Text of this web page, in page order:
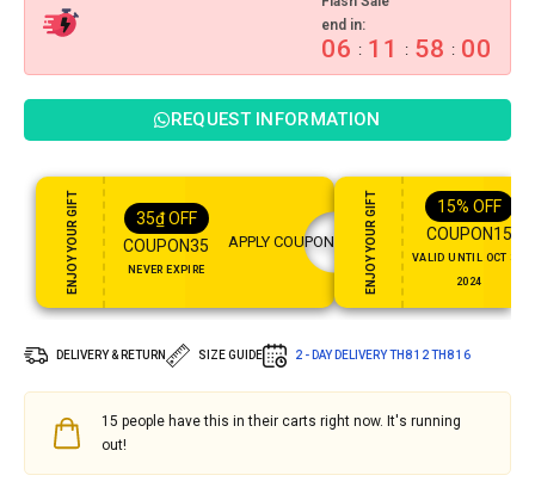
end in:
06 : 11 : 57 : 59
REQUEST INFORMATION
ENJOY YOUR GIFT 35₫ OFF
COUPON35
NEVER EXPIRE
APPLY COUPON ENJOY YOUR GIFT 15% OFF
COUPON15
VALID UNTIL OCT 31,
2024
DELIVERY & RETURN SIZE GUIDE 2 - DAY DELIVERYTH8 12TH8 16
15 people have this in their carts right now. It's running
out!